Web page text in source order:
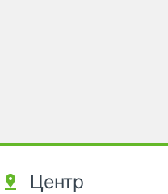
Центр